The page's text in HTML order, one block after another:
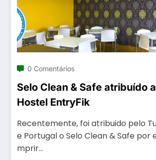
0 Comentários
Selo Clean & Safe atribuído
Hostel EntryFik
Recentemente, foi atribuido pelo
e Portugal o Selo Clean & Safe por
mprir…